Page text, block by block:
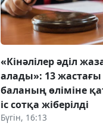
«Кінәлілер әділ
алады»: 13 жастағы
баланың өліміне
іс сотқа жіберілді
Бүгін, 16:13